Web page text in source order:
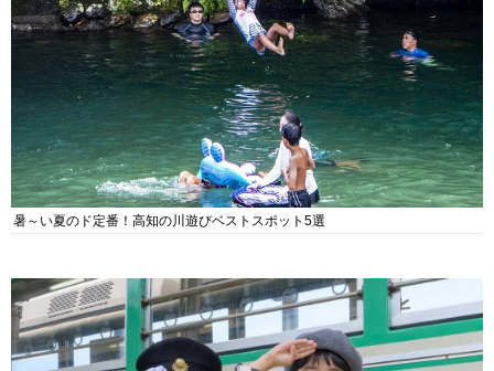
暑～い夏のド定番！高知の川遊びベストスポット5選